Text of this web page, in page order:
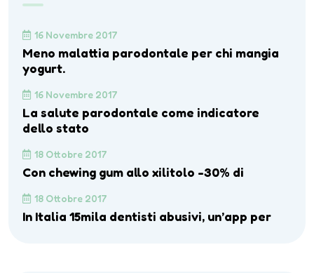
16 Novembre 2017
Meno malattia parodontale per chi mangia
yogurt.
16 Novembre 2017
La salute parodontale come indicatore
dello stato
18 Ottobre 2017
Con chewing gum allo xilitolo -30% di
18 Ottobre 2017
In Italia 15mila dentisti abusivi, un’app per